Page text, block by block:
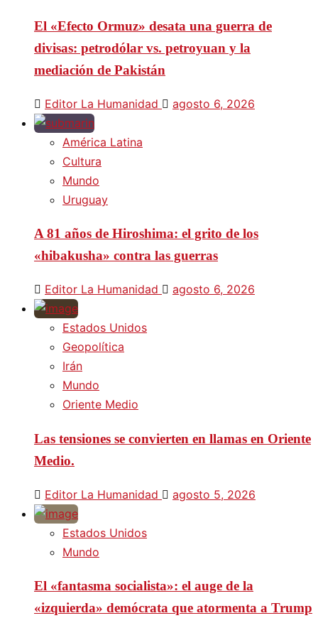
El «Efecto Ormuz» desata una guerra de
divisas: petrodólar vs. petroyuan y la
mediación de Pakistán
Editor La Humanidad agosto 6, 2026
América Latina
Cultura
Mundo
Uruguay
A 81 años de Hiroshima: el grito de los
«hibakusha» contra las guerras
Editor La Humanidad agosto 6, 2026
Estados Unidos
Geopolítica
Irán
Mundo
Oriente Medio
Las tensiones se convierten en llamas en Oriente
Medio.
Editor La Humanidad agosto 5, 2026
Estados Unidos
Mundo
El «fantasma socialista»: el auge de la
«izquierda» demócrata que atormenta a Trump